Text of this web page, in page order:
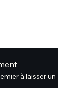
à laisser un